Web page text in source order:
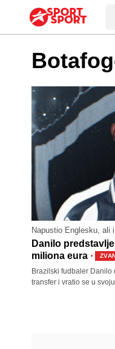
Napustio Englesku, ali
Danilo
miliona eura ·
Brazilski fudbaler Danilo
transfer i vratio se u